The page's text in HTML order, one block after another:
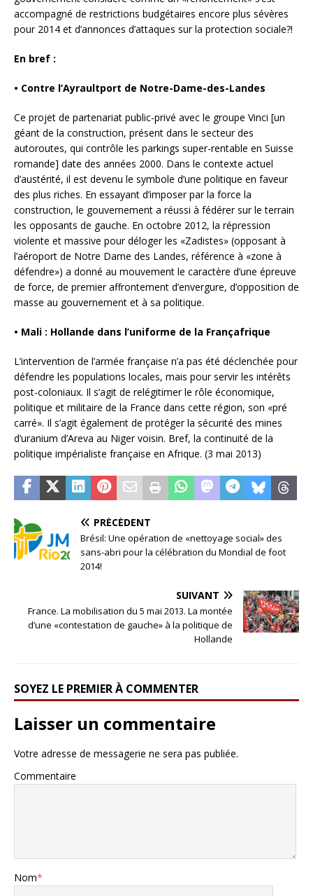
accompagné de restrictions budgétaires encore plus sévères
pour 2014 et d’annonces d’attaques sur la protection sociale?!
En bref :
• Contre l’Ayraultport de Notre-Dame-des-Landes
Ce projet de partenariat public-privé avec le groupe Vinci [un
géant de la construction, présent dans le secteur des
autoroutes, qui contrôle les parkings super-rentable en Suisse
romande] date des années 2000. Dans le contexte actuel
d’austérité, il est devenu le symbole d’une politique en faveur
des plus riches. En essayant d’imposer par la force la
construction, le gouvernement a réussi à fédérer sur le terrain
les opposants de gauche. En octobre 2012, la répression
violente et massive pour déloger les «Zadistes» (opposant à
l’aéroport de Notre Dame des Landes, référence à «zone à
défendre») a donné au mouvement le caractère d’une épreuve
de force, de premier affrontement d’envergure, d’opposition de
masse au gouvernement et à sa politique.
• Mali : Hollande dans l’uniforme de la Françafrique
L’intervention de l’armée française n’a pas été déclenchée pour
défendre les populations locales, mais pour servir les intérêts
post-coloniaux. Il s’agit de relégitimer le rôle économique,
politique et militaire de la France dans cette région, son «pré
carré». Il s’agit également de protéger la sécurité des mines
d’uranium d’Areva au Niger voisin. Bref, la continuité de la
politique impérialiste française en Afrique. (3 mai 2013)
PRÉCÉDENT
Brésil: Une opération de «nettoyage social» des
sans-abri pour la célébration du Mondial de foot
2014!
SUIVANT
France. La mobilisation du 5 mai 2013. La montée
d’une «contestation de gauche» à la politique de
Hollande
SOYEZ LE PREMIER À COMMENTER
Laisser un commentaire
Votre adresse de messagerie ne sera pas publiée.
Commentaire
Nom*